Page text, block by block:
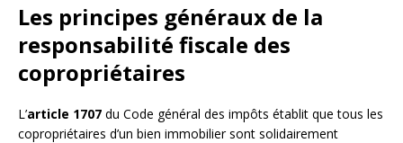
Les principes généraux de la
responsabilité fiscale des
copropriétaires
L’article 1707 du Code général des impôts établit que tous les
copropriétaires d’un bien immobilier sont solidairement